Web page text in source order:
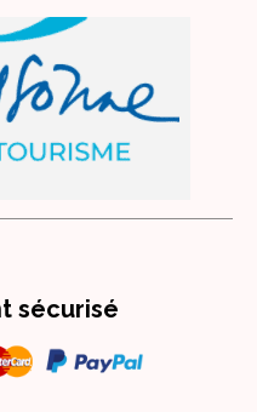
sécurisé